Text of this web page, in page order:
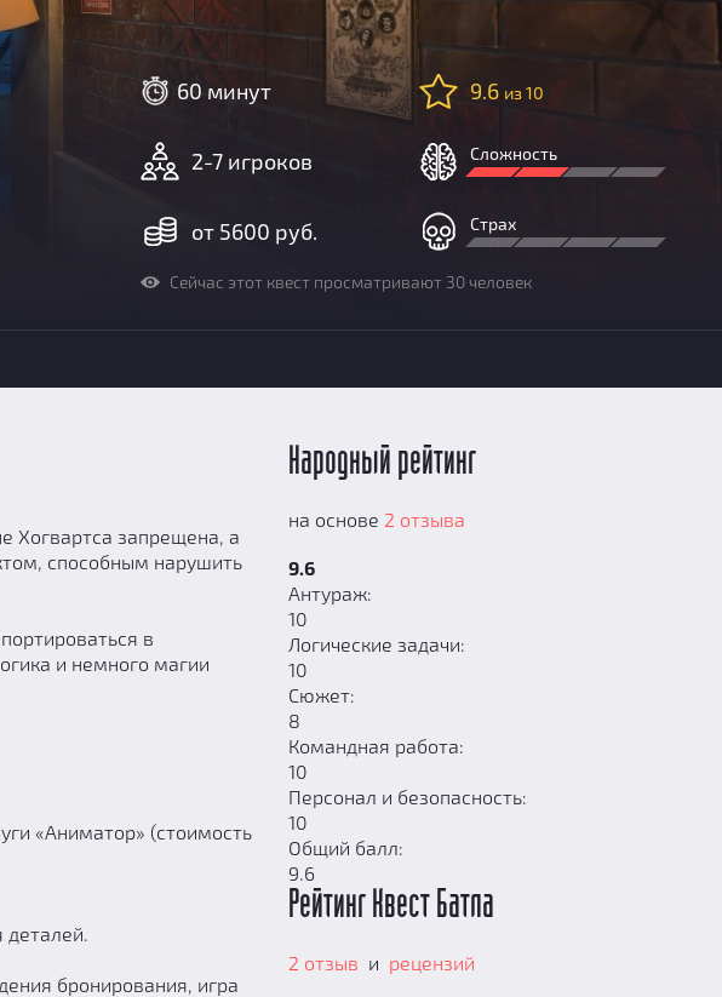
60 минут
2-7 игроков
от 5600 руб.
9.6 из 10
Сложность
Страх
Сейчас этот квест просматривают 30 человек
Хогвартса запрещена, а
способным нарушить
в
и немного магии
«Аниматор» (стоимость
деталей.
бронирования, игра
Народный рейтинг
на основе 2 отзыва
9.6
Антураж:
10
Логические задачи:
10
Сюжет:
8
Командная работа:
10
Персонал и безопасность:
10
Общий балл:
9.6
Рейтинг Квест Батла
2 отзыв и рецензий